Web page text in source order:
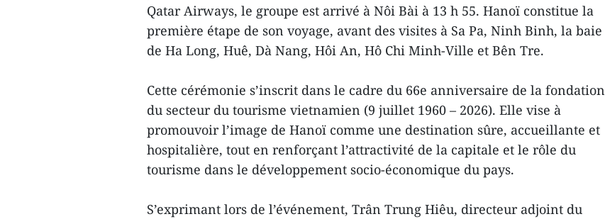
Qatar Airways, le groupe est arrivé à Nôi Bài à 13 h 55. Hanoï constitue la
première étape de son voyage, avant des visites à Sa Pa, Ninh Binh, la baie
de Ha Long, Huê, Dà Nang, Hôi An, Hô Chi Minh-Ville et Bên Tre.
Cette cérémonie s’inscrit dans le cadre du 66e anniversaire de la fondation
du secteur du tourisme vietnamien (9 juillet 1960 – 2026). Elle vise à
promouvoir l’image de Hanoï comme une destination sûre, accueillante et
hospitalière, tout en renforçant l’attractivité de la capitale et le rôle du
tourisme dans le développement socio-économique du pays.
S’exprimant lors de l’événement, Trân Trung Hiêu, directeur adjoint du